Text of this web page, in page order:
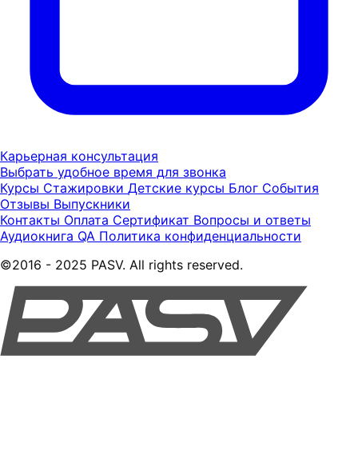
Карьерная консультация
Выбрать удобное время для звонка
Курсы Стажировки Детские курсы Блог События
Отзывы Выпускники
Контакты Оплата Сертификат Вопросы и ответы
Аудиокнига QA Политика конфиденциальности
©2016 - 2025 PASV. All rights reserved.